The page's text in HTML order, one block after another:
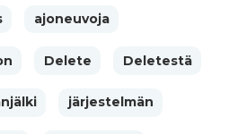
ajoneuvoja
Delete Deletestä
järjestelmän